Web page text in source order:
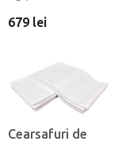
679 lei
Cearsafuri de